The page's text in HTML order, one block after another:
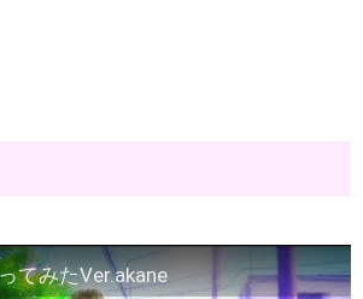
てみたVer.akane